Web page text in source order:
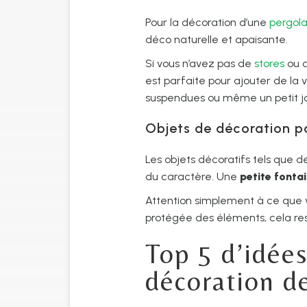
Pour la décoration d’une
déco naturelle et apaisante.
Si vous n’avez pas de stores ou
est parfaite pour ajouter de la
suspendues ou même un petit
Objets de décoration
Les objets décoratifs tels que
du caractère. Une petite
Attention simplement à ce
protégée des éléments, cela
Top 5
décoration